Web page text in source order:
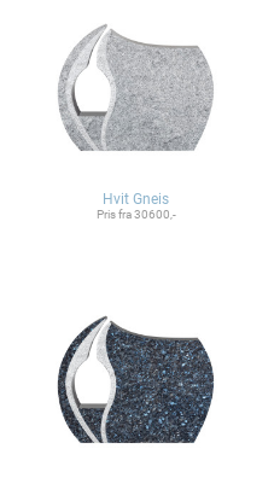
Hvit Gneis
Pris fra 30600,-